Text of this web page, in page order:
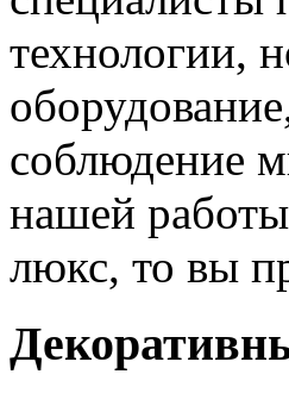
технологии,
соблюдение
нашей
люкс, то вы